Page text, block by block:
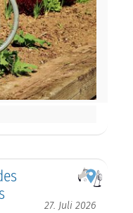
27. Juli 2026